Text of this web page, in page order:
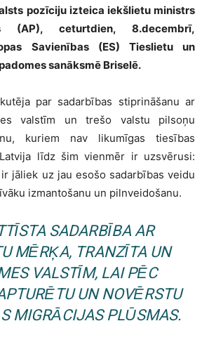
pozīciju izteica iekšlietu ministrs
(AP), ceturtdien, 8.decembrī,
Savienības (ES) Tieslietu un
sanāksmē Briselē.
par sadarbības stiprināšanu ar
valstīm un trešo valstu pilsoņu
kuriem nav likumīgas tiesības
līdz šim vienmēr ir uzsvērusi:
jāliek uz jau esošo sadarbības veidu
izmantošanu un pilnveidošanu.
SADARBĪBA AR
MĒRĶA, TRANZĪTA UN
VALSTĪM, LAI PĒC
UN NOVĒRSTU
MIGRĀCIJAS PLŪSMAS.